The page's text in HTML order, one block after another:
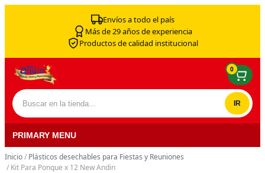
Envíos a todo el país
Más de 29 años de experiencia
Productos de calidad institucional
Buscar por:
0
PRIMARY MENU
Inicio/ Plásticos desechables para Fiestas y Reuniones
/ Kit Para Ponque x 12 New Andin